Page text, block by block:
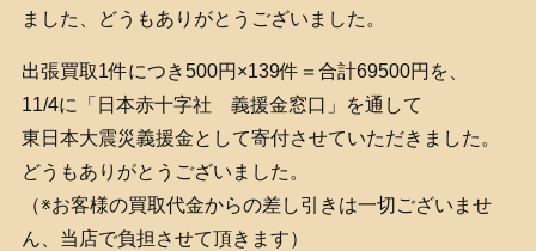
ました、どうもありがとうございました。
出張買取1件につき500円×139件＝合計69500円を、
11/4に「日本赤十字社 義援金窓口」を通して
東日本大震災義援金として寄付させていただきました。
どうもありがとうございました。
（※お客様の買取代金からの差し引きは一切ございませ
ん、当店で負担させて頂きます）